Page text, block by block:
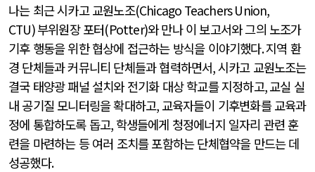
나는 최근 시카고 교원노조(Chicago Teachers Union,
CTU)부위원장 포터(Potter)와 만나 이 보고서와 그의 노조가
기후 행동을 위한 협상에 접근하는 방식을 이야기했다.지역 환
경 단체들과 커뮤니티 단체들과 협력하면서,시카고 교원노조는
결국 태양광 패널 설치와 전기화 대상 학교를 지정하고,교실 실
내 공기질 모니터링을 확대하고, 교육자들이 기후변화를 교육과
정에 통합하도록 돕고, 학생들에게 청정에너지 일자리 관련 훈
련을 마련하는 등 여러 조치를 포함하는 단체협약을 만드는 데
성공했다.